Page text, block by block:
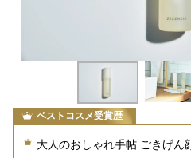
ベストコスメ受賞歴
大人のおしゃれ手帖 ごきげん